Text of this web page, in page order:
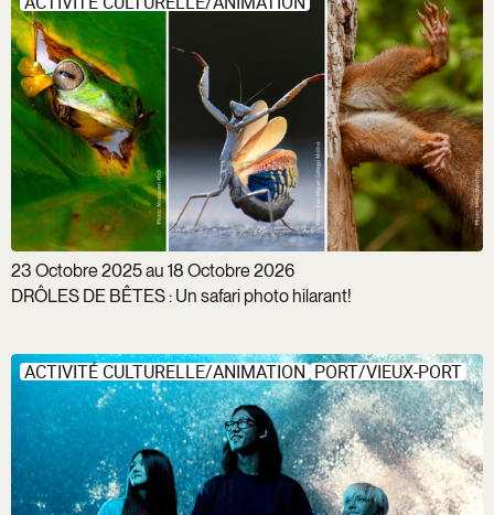
23 Octobre 2025 au 18 Octobre 2026
DRÔLES DE BÊTES : Un safari photo hilarant!
ACTIVITÉ CULTURELLE/ANIMATION PORT/VIEUX-PORT